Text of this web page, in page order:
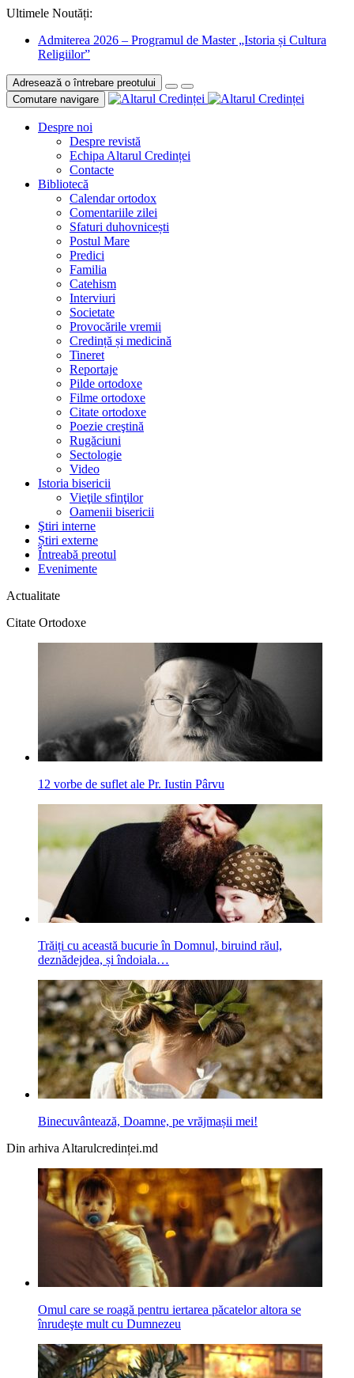
Ultimele Noutăți:
Admiterea 2026 – Programul de Master „Istoria și Cultura
Religiilor”
Adresează o întrebare preotului
Comutare navigare
Despre noi
Despre revistă
Echipa Altarul Credinței
Contacte
Bibliotecă
Calendar ortodox
Comentariile zilei
Sfaturi duhovnicești
Postul Mare
Predici
Familia
Catehism
Interviuri
Societate
Provocările vremii
Credință și medicină
Tineret
Reportaje
Pilde ortodoxe
Filme ortodoxe
Citate ortodoxe
Poezie creştină
Rugăciuni
Sectologie
Video
Istoria bisericii
Vieţile sfinţilor
Oamenii bisericii
Ştiri interne
Știri externe
Întreabă preotul
Evenimente
Actualitate
Citate Ortodoxe
12 vorbe de suflet ale Pr. Iustin Pârvu
Trăiți cu această bucurie în Domnul, biruind răul,
deznădejdea, și îndoiala…
Binecuvântează, Doamne, pe vrăjmașii mei!
Din arhiva Altarulcredinței.md
Omul care se roagă pentru iertarea păcatelor altora se
înrudeşte mult cu Dumnezeu